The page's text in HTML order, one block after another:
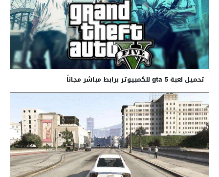
تحميل لعبة gta 5 للكمبيوتر برابط مباشر مجاناً